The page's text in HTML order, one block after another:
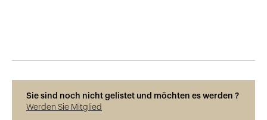
Sie sind noch nicht gelistet und möchten es werden ?
Werden Sie Mitglied